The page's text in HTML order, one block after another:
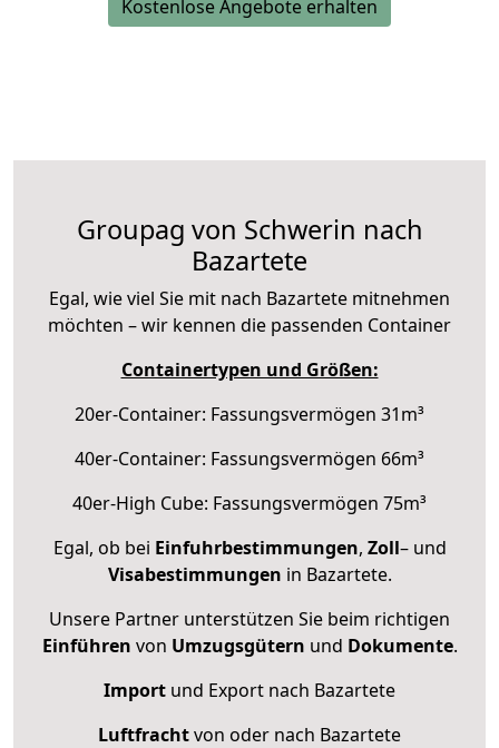
Kostenlose Angebote erhalten
Groupag von Schwerin nach
Bazartete
Egal, wie viel Sie mit nach Bazartete mitnehmen
möchten – wir kennen die passenden Container
Containertypen und Größen:
20er-Container: Fassungsvermögen 31m³
40er-Container: Fassungsvermögen 66m³
40er-High Cube: Fassungsvermögen 75m³
Egal, ob bei Einfuhrbestimmungen, Zoll– und
Visabestimmungen in Bazartete.
Unsere Partner unterstützen Sie beim richtigen
Einführen von Umzugsgütern und Dokumente.
Import und Export nach Bazartete
Luftfrachtvon oder nach Bazartete